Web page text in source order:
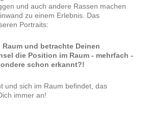
und auch andere Rassen machen
zu einem Erlebnis. Das
Portraits:
und betrachte Deinen
die Position im Raum - mehrfach -
schon erkannt?!
und sich im Raum befindet, das
immer an!